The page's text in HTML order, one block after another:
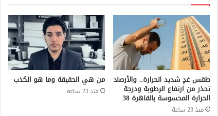
طقس غدٍ شديد الحرارة.. والأرصاد
تحذر من ارتفاع الرطوبة ودرجة
الحرارة المحسوسة بالقاهرة 38
منذ 23 ساعة
من هي الحقيقة وما هو الكذب
منذ 23 ساعة